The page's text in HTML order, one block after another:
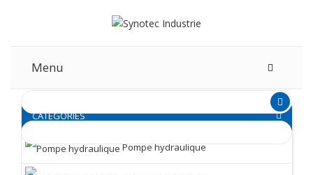
Menu
CATEGORIES
Pompe hydraulique